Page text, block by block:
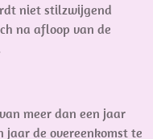
niet stilzwijgend
na afloop van de
meer dan een jaar
jaar de overeenkomst te